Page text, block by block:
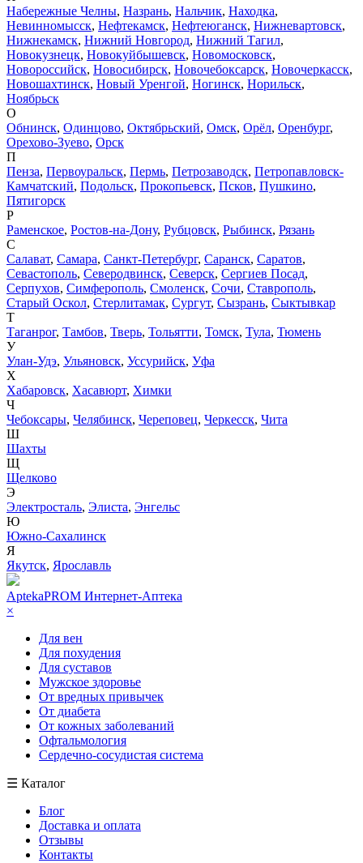
Набережные Челны, Назрань, Нальчик, Находка,
Невинномысск, Нефтекамск, Нефтеюганск, Нижневартовск,
Нижнекамск, Нижний Новгород, Нижний Тагил,
Новокузнецк, Новокуйбышевск, Новомосковск,
Новороссийск, Новосибирск, Новочебоксарск, Новочеркасск,
Новошахтинск, Новый Уренгой, Ногинск, Норильск,
Ноябрьск
О
Обнинск, Одинцово, Октябрьский, Омск, Орёл, Оренбург,
Орехово-Зуево, Орск
П
Пенза, Первоуральск, Пермь, Петрозаводск, Петропавловск-
Камчатский, Подольск, Прокопьевск, Псков, Пушкино,
Пятигорск
Р
Раменское, Ростов-на-Дону, Рубцовск, Рыбинск, Рязань
С
Салават, Самара, Санкт-Петербург, Саранск, Саратов,
Севастополь, Северодвинск, Северск, Сергиев Посад,
Серпухов, Симферополь, Смоленск, Сочи, Ставрополь,
Старый Оскол, Стерлитамак, Сургут, Сызрань, Сыктывкар
Т
Таганрог, Тамбов, Тверь, Тольятти, Томск, Тула, Тюмень
У
Улан-Удэ, Ульяновск, Уссурийск, Уфа
Х
Хабаровск, Хасавюрт, Химки
Ч
Чебоксары, Челябинск, Череповец, Черкесск, Чита
Ш
Шахты
Щ
Щелково
Э
Электросталь, Элиста, Энгельс
Ю
Южно-Сахалинск
Я
Якутск, Ярославль
AptekaPROM Интернет-Аптека
×
Для вен
Для похудения
Для суставов
Мужское здоровье
От вредных привычек
От диабета
От кожных заболеваний
Офтальмология
Сердечно-сосудистая система
☰ Каталог
Блог
Доставка и оплата
Отзывы
Контакты